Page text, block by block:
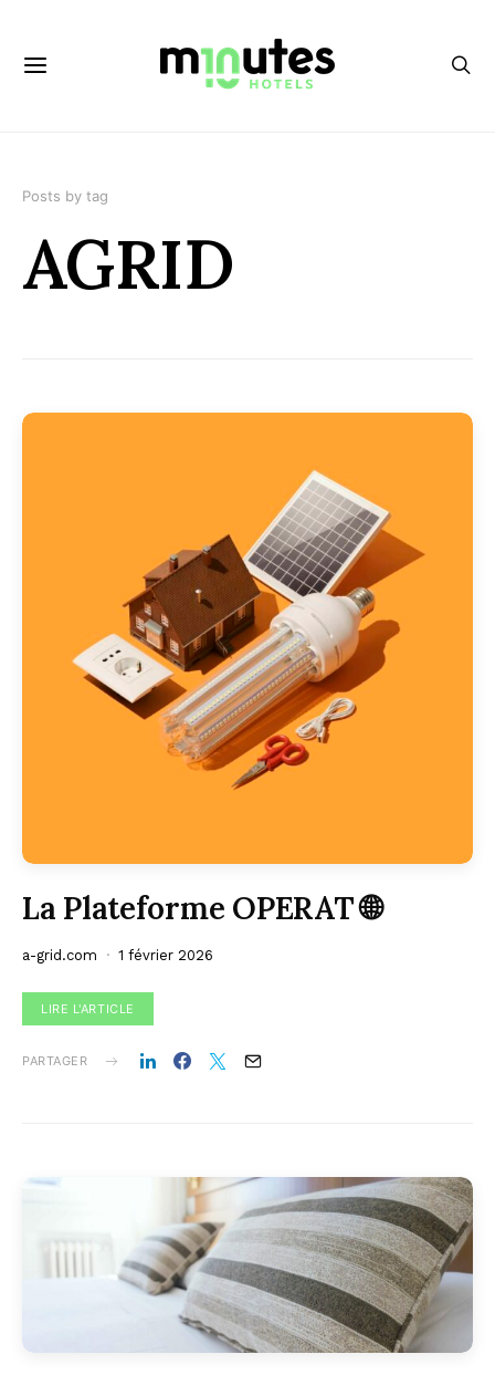
Posts by tag
AGRID
La Plateforme OPERAT 🌐
a-grid.com 1 février 2026
LIRE L'ARTICLE
PARTAGER